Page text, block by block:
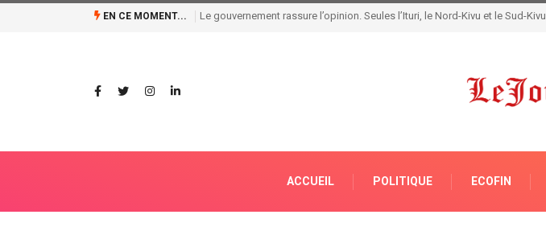
EN CE MOMENT... ARSP : Miguel Kashal passe la main et réaffirme sa loyauté au Chef de l’État
ACCUEIL POLITIQUE ECOFIN